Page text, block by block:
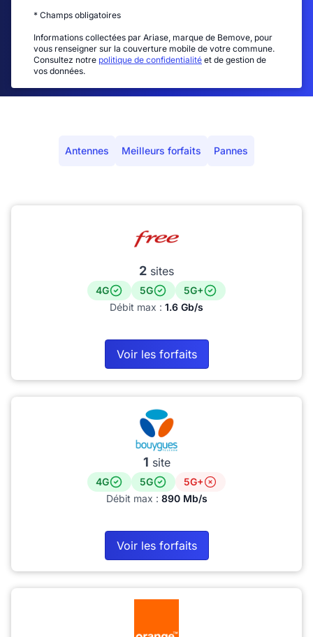
* Champs obligatoires
Informations collectées par Ariase, marque de Bemove, pour
vous renseigner sur la couverture mobile de votre commune.
Consultez notre politique de confidentialité et de gestion de
vos données.
Antennes Meilleurs forfaits Pannes
2 sites
4G 5G
5G+
Débit max : 1.6 Gb/s
Voir les forfaits
1 site
4G 5G
5G+
Débit max : 890 Mb/s
Voir les forfaits